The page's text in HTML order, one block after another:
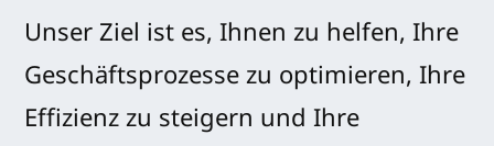
Unser Ziel ist es, Ihnen zu helfen, Ihre
Geschäftsprozesse zu optimieren, Ihre
Effizienz zu steigern und Ihre